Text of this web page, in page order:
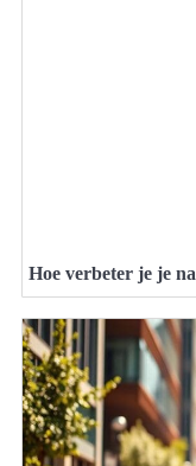
Hoe verbeter je je